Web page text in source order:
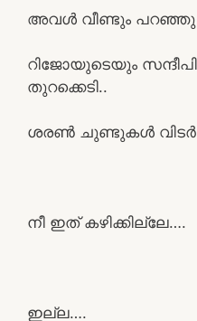
അവൾ വീണ്ടും പറഞ്ഞു
റിജോയുടെയും
തുറക്കെടി..
ശരൺ ചുണ്ടുകൾ
നീ ഇത് കഴിക്കില്ലേ….
ഇല്ല….